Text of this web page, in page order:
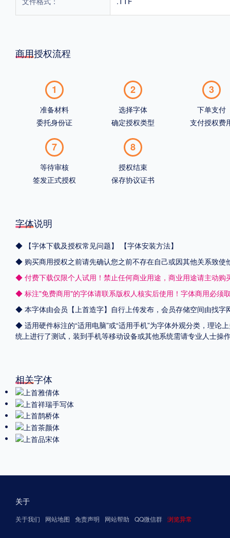
商用授权流程
1
准备材料
委托身份证
2
选择字体
确定授权类型
3
下单支付
支付授权费
7
等待审核
签发正式授权
8
授权结束
保存协议证书
字体说明
◆ 【字体下载及授权常见问题】
【字体安装方法】
◆ 购买商用授权之前请先确认您之前不存在自己或因其他关系致使
◆ 付费下载仅限个人试用！禁止任何商业用途，商业用途请主动购
◆ 标注"免费商用"的字体请联系版权人核实后使用！字体商用必须
◆ 本字体由会员【 上首造字】自行上传发布，会员存储空间由找
◆ 适用硬件标注的“适用电脑”或“适用手机”为字体外观分类，理论
统上进行了测试，装到手机等移动设备或其他系统需请专业人士
相关字体
关于
关于我们 网站地图 免责声明 网站帮助 QQ微信群 浏览异常